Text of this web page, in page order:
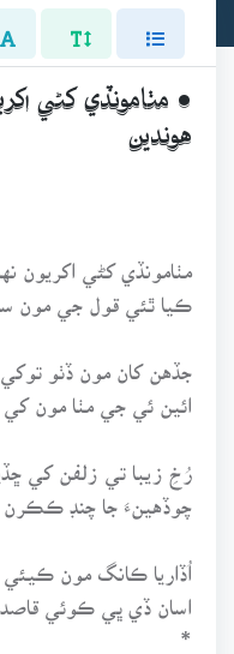
• مٺامونڏي کڻي
هوندين
مٺامونڏي کڻي اکريون
ڪيا ٿئي قول جي مون
جڏهن کان مون ڏٺو
ائين ئي جي مٺا مون کي
رُخِ زيبا تي زلفن کي
چوڏهينءَ جا چنڊ ڪڪرن
اُڏاريا ڪانگ مون ڪيئي
اسان ڏي ڀي ڪوئي قاصد
*